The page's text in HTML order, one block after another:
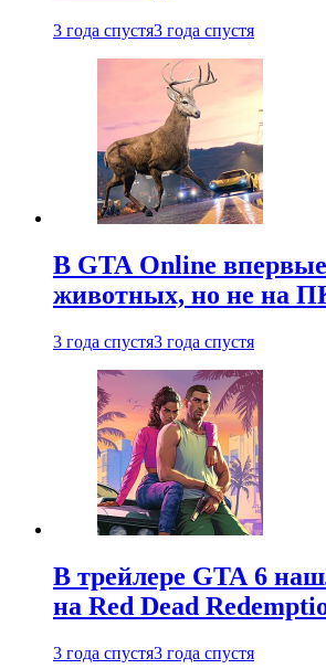
3 года спустя3 года спустя
В GTA Online
животных, но не на
3 года спустя3 года спустя
В трейлере GTA 6
на Red Dead
3 года спустя3 года спустя